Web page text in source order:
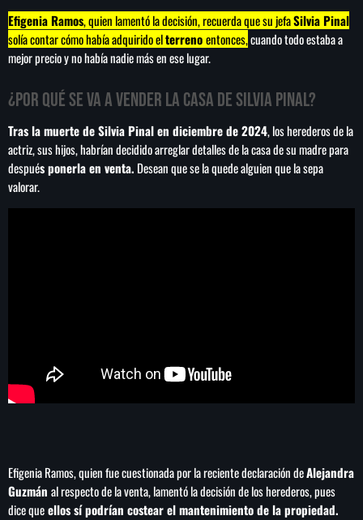
Efigenia Ramos, quien lamentó la decisión, recuerda que su jefaSilvia Pinal
solía contar cómo había adquirido elterrenoentonces,cuando todo estaba a
mejor precio y no había nadie más en ese lugar.
¿Por qué se va a vender la casa de Silvia Pinal?
Tras la muerte de Silvia Pinal en diciembre de 2024, los herederos de la
actriz, sus hijos, habrían decidido arreglar detalles de la casa de su madre para
después ponerla en venta. Desean que se la quede alguien que la sepa
valorar.
Efigenia Ramos, quien fue cuestionada por la reciente declaración deAlejandra
Guzmán al respecto de la venta, lamentó la decisión de los herederos, pues
dice queellos sí podrían costear el mantenimiento de la propiedad.